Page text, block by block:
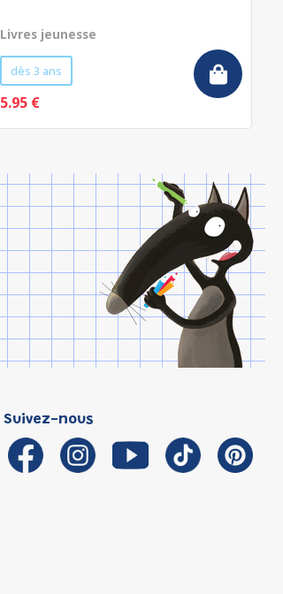
Livres jeunesse
dès 3 ans
5.95 €
Suivez-nous